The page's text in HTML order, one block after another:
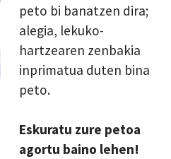
peto bi banatzen dira;
alegia, lekuko-
hartzearen zenbakia
inprimatua duten bina
peto.
Eskuratu zure petoa
agortu baino lehen!